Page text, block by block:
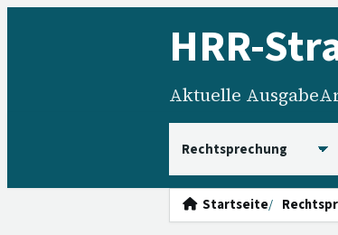
HRR-
Aktuelle Ausgabe
Startseite